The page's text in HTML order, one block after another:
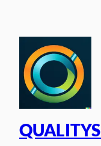
inhoud